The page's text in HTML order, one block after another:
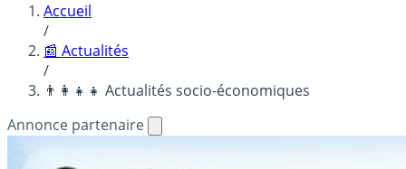
Accueil
/
📰 Actualités
/
👨‍👩‍👧‍👧 Actualités socio-économiques
Annonce partenaire